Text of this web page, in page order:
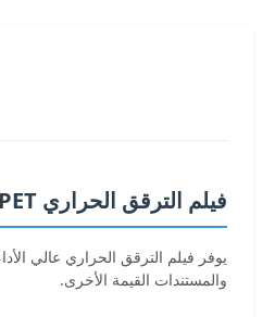
فيلم الترقق الحراري PET من المصنع الأصلي، لفة فيلم ترقيق ناعم للاستخدام الصناعي
يوفر فيلم الترقق الحراري عالي
والمستندات القيمة الأخرى.